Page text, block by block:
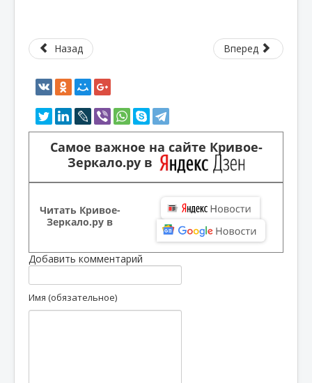
Назад Вперед
Самое важное на сайте Кривое-
Зеркало.ру в
Читать Кривое-
Зеркало.ру в
Добавить комментарий
Имя (обязательное)